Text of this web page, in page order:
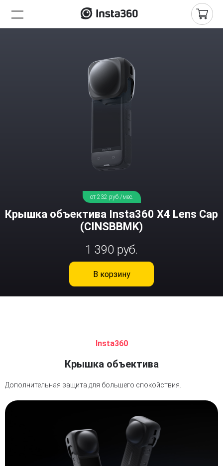
от 232 руб./мес.
Крышка объектива Insta360 X4 Lens Cap
(CINSBBMK)
1 390 руб.
В корзину
Insta360
Крышка объектива
Дополнительная защита для большего спокойствия.